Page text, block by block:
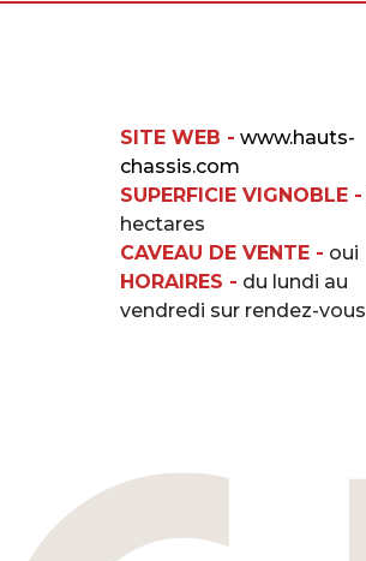
SITE WEB - www.hauts-
chassis.com
SUPERFICIE VIGNOBLE -
hectares
CAVEAU DE VENTE - oui
HORAIRES - du lundi au
vendredi sur rendez-vous